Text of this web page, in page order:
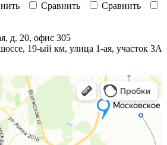
Сравнить
Сравнить
д. 20, офис 305
19-ый км, улица 1-ая, участок 3А